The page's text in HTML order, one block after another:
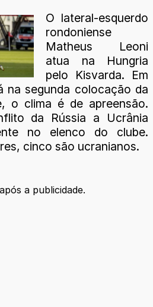
O lateral-esquerdo
rondoniense
Matheus Leoni
atua na Hungria
pelo Kisvarda. Em
na segunda colocação da
o clima é de apreensão.
da Rússia a Ucrânia
no elenco do clube.
cinco são ucranianos.
a publicidade.